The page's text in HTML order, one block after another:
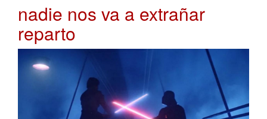
nadie nos va a extrañar
reparto